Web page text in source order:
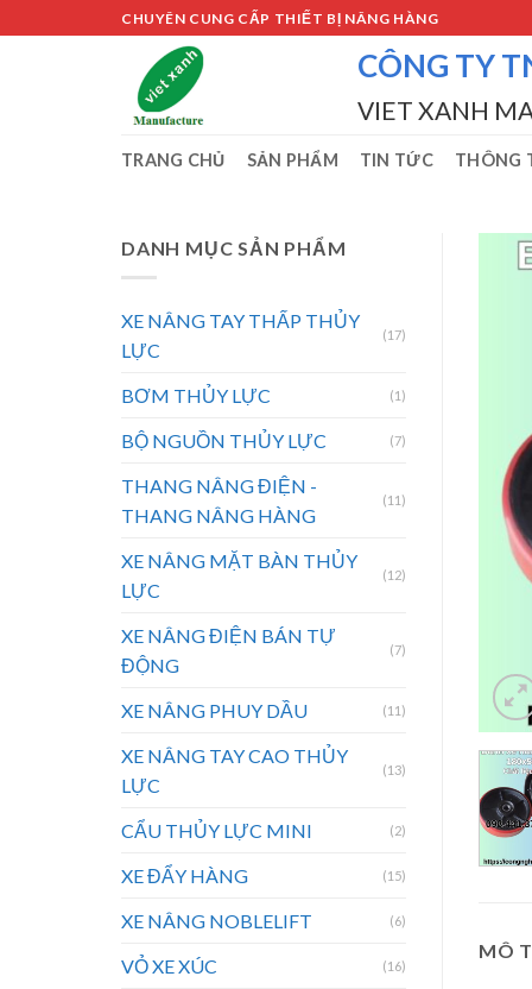
to
CHUYÊN CUNG CẤP THIẾT BỊ NÂNG HÀNG
CÔNG TY
VIET XANH
TRANG CHỦ SẢN PHẨM TIN TỨC THÔNG
DANH MỤC SẢN PHẨM
XE NÂNG TAY THẤP THỦY
LỰC
(17)
BƠM THỦY LỰC (1)
BỘ NGUỒN THỦY LỰC (7)
THANG NÂNG ĐIỆN -
THANG NÂNG HÀNG
(11)
XE NÂNG MẶT BÀN THỦY
LỰC
(12)
XE NÂNG ĐIỆN BÁN TỰ
ĐỘNG
(7)
XE NÂNG PHUY DẦU (11)
XE NÂNG TAY CAO THỦY
LỰC
(13)
CẨU THỦY LỰC MINI (2)
XE ĐẨY HÀNG (15)
XE NÂNG NOBLELIFT (6)
VỎ XE XÚC (16)
MÔ